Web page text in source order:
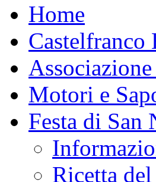
Home
Castelfranco
Motori e
Festa di San
Ricetta